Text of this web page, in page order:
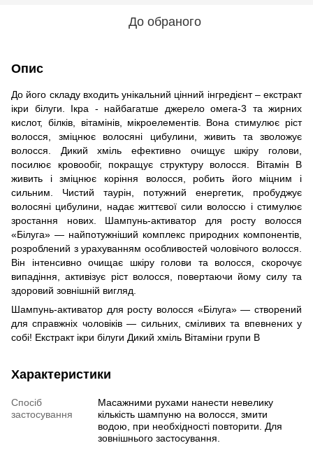
До обраного
Опис
До його складу входить унікальний цінний інгредієнт – екстракт
ікри білуги. Ікра - найбагатше джерело омега-3 та жирних
кислот, білків, вітамінів, мікроелементів. Вона стимулює ріст
волосся, зміцнює волосяні цибулини, живить та зволожує
волосся. Дикий хміль ефективно очищує шкіру голови,
посилює кровообіг, покращує структуру волосся. Вітамін В
живить і зміцнює коріння волосся, робить його міцним і
сильним. Чистий таурін, потужний енергетик, пробуджує
волосяні цибулини, надає життєвої сили волоссю і стимулює
зростання нових. Шампунь-активатор для росту волосся
«Білуга» — найпотужніший комплекс природних компонентів,
розроблений з урахуванням особливостей чоловічого волосся.
Він інтенсивно очищає шкіру голови та волосся, скорочує
випадіння, активізує ріст волосся, повертаючи йому силу та
здоровий зовнішній вигляд.
Шампунь-активатор для росту волосся «Білуга» — створений
для справжніх чоловіків — сильних, сміливих та впевнених у
собі! Екстракт ікри білуги Дикий хміль Вітаміни групи В
Характеристики
Спосіб
застосування
Масажними рухами нанести невелику
кількість шампуню на волосся, змити
водою, при необхідності повторити. Для
зовнішнього застосування.